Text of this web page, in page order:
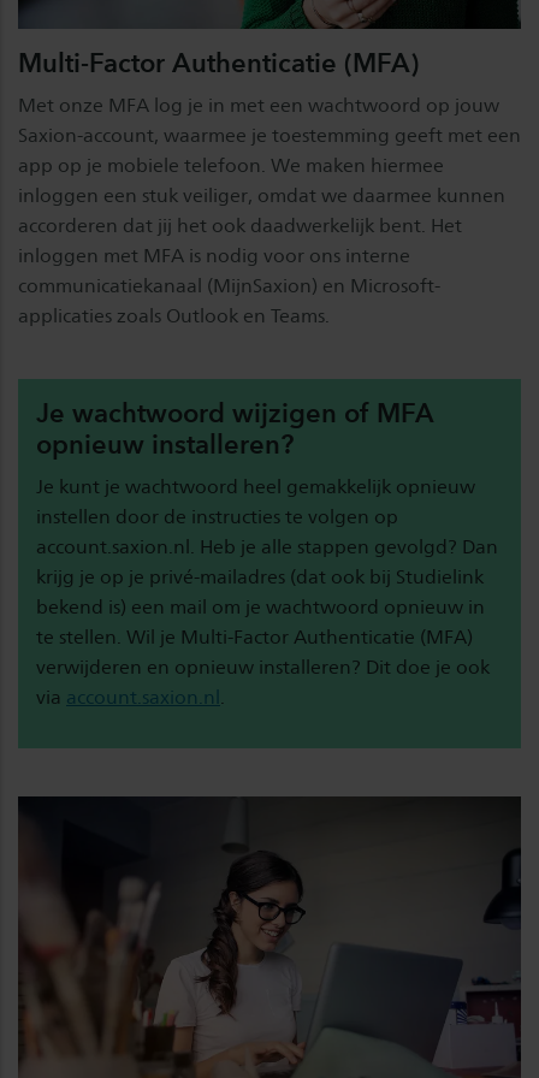
Multi-Factor Authenticatie (MFA)
Met onze MFA log je in met een wachtwoord op jouw
Saxion-account, waarmee je toestemming geeft met een
app op je mobiele telefoon. We maken hiermee
inloggen een stuk veiliger, omdat we daarmee kunnen
accorderen dat jij het ook daadwerkelijk bent. Het
inloggen met MFA is nodig voor ons interne
communicatiekanaal (MijnSaxion) en Microsoft-
applicaties zoals Outlook en Teams.
Je wachtwoord wijzigen of MFA
opnieuw installeren?
Je kunt je wachtwoord heel gemakkelijk opnieuw
instellen door de instructies te volgen op
account.saxion.nl. Heb je alle stappen gevolgd? Dan
krijg je op je privé-mailadres (dat ook bij Studielink
bekend is) een mail om je wachtwoord opnieuw in
te stellen. Wil je Multi-Factor Authenticatie (MFA)
verwijderen en opnieuw installeren? Dit doe je ook
via account.saxion.nl